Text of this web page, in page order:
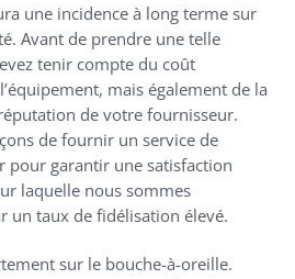
une incidence à long terme sur
Avant de prendre une telle
tenir compte du coût
mais également de la
de votre fournisseur.
de fournir un service de
pour garantir une satisfaction
laquelle nous sommes
un taux de fidélisation élevé.
sur le bouche-à-oreille.